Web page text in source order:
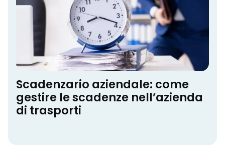
Scadenzario aziendale: come
gestire le scadenze nell’azienda
di trasporti